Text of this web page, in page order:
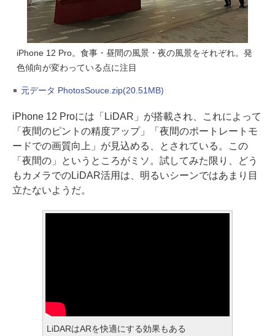
iPhone 12 Pro。食事・昼間の風景・夜の風景をそれぞれ。発
色傾向が変わっている点に注目
元データ PhotosSouce.zip(20.51MB)
iPhone 12 Proには「LiDAR」が搭載され、これによって
「夜間のピントの精度アップ」「夜間のポートレートモ
ードでの画質向上」が見込める、とされている。この
「夜間の」というところがミソ。試してみた限り、どう
もカメラでのLiDAR活用は、明るいシーンではあまり目
立たないようだ。
LiDARはARを快適にする効果もある